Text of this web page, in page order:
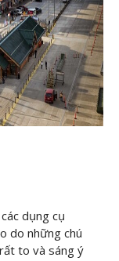
dụng cụ
do những chú
to và sáng ý